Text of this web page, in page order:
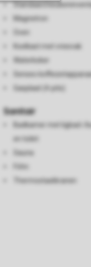
Standaard
Magnetron
Oven
Koelkast met vriesvak
Waterkoker
Senseo
Gasplaat (4-pits)
Sanitair
Badkamer met ligbad-/
en toilet
Sauna
Thermostaatkranen